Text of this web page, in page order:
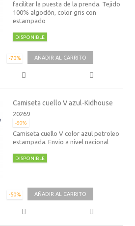
facilitar la puesta de la prenda. Tejido
100% algodón, color gris con
estampado
DISPONIBLE
-70% AÑADIR AL CARRITO
Camiseta cuello V azul-Kidhouse
20269
-50%
Camiseta cuello V color azul petroleo
estampada. Envio a nivel nacional
DISPONIBLE
-50% AÑADIR AL CARRITO